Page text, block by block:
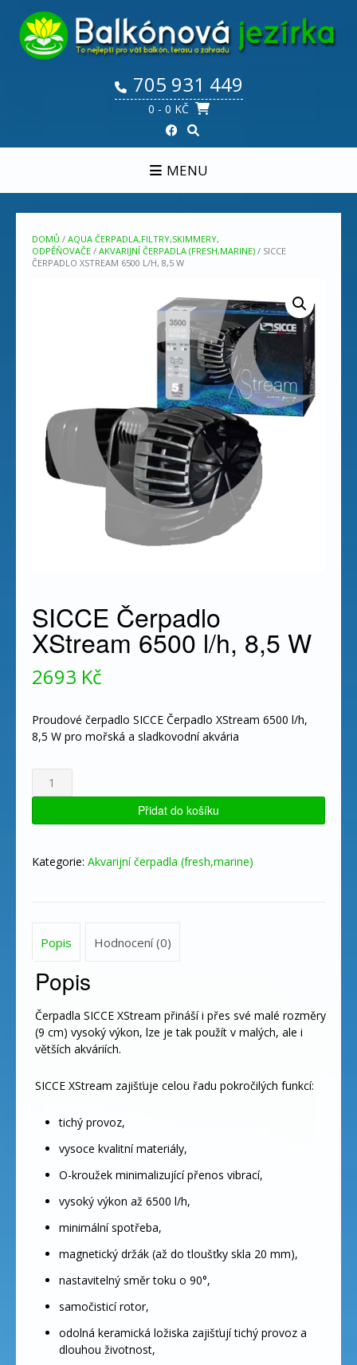
content
705 931 449
0 - 0 KČ
MENU
DOMŮ / AQUA ČERPADLA,FILTRY,SKIMMERY,
ODPĚŇOVAČE / AKVARIJNÍ ČERPADLA (FRESH,MARINE) / SICCE
ČERPADLO XSTREAM 6500 L/H, 8,5 W
SICCE Čerpadlo
XStream 6500 l/h, 8,5 W
2693 Kč
Proudové čerpadlo SICCE Čerpadlo XStream 6500 l/h,
8,5 W pro mořská a sladkovodní akvária
SICCE
Čerpadlo
6500
8,5
Přidat do košíku
Kategorie: Akvarijní čerpadla (fresh,marine)
Popis Hodnocení (0)
Popis
Čerpadla SICCE XStream přináší i přes své malé rozměry
(9 cm) vysoký výkon, lze je tak použít v malých, ale i
větších akváriích.
SICCE XStream zajišťuje celou řadu pokročilých funkcí:
tichý provoz,
vysoce kvalitní materiály,
O-kroužek minimalizující přenos vibrací,
vysoký výkon až 6500 l/h,
minimální spotřeba,
magnetický držák (až do tloušťky skla 20 mm),
nastavitelný směr toku o 90°,
samočisticí rotor,
odolná keramická ložiska zajišťují tichý provoz a
dlouhou životnost,